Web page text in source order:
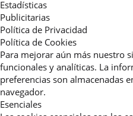
Estadísticas
Publicitarias
Política de Privacidad
Política de Cookies
Para mejorar aún más nuestro
funcionales y analíticas. La
preferencias son almacenadas
navegador.
Esenciales